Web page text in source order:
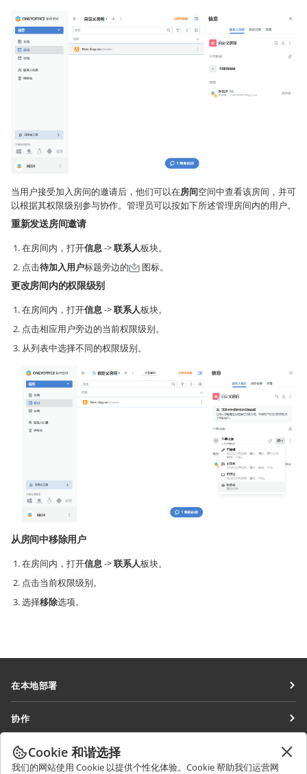
当用户接受加入房间的邀请后，他们可以在房间空间中查看该房间，并可
以根据其权限级别参与协作。管理员可以按如下所述管理房间内的用户。
重新发送房间邀请
在房间内，打开信息->联系人板块。
点击待加入用户标题旁边的 图标。
更改房间内的权限级别
在房间内，打开信息->联系人板块。
点击相应用户旁边的当前权限级别。
从列表中选择不同的权限级别。
从房间中移除用户
在房间内，打开信息 ->联系人板块。
点击当前权限级别。
选择移除选项。
在本地部署
协作空间
工作区
协作
针对翻译人员
获取最新资讯
Cookie 和谐选择
我们的网站使用 Cookie 以提供个性化体验。Cookie 帮助我们运营网